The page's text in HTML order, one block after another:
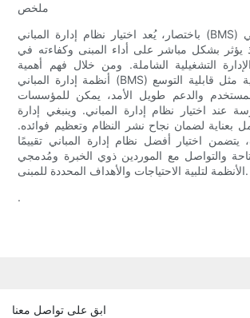
ملخص
باختصار، يُعد اختيار نظام إدارة المباني (BMS) قرارًا حاسمًا لمالكي
إذ يؤثر بشكل مباشر على أداء المبنى وكفاءته في
التشغيلية الشاملة. ومن خلال فهم أهمية
أنظمة إدارة المباني (BMS) وتقييم معايير رئيسية مثل قابلية التوسع
والدعم طويل الأمد، يمكن للمؤسسات
عند اختيار نظام إدارة المباني. وينبغي إدارة
بعناية لضمان نجاح نشر النظام وتعظيم فوائده.
يتضمن اختيار أفضل نظام إدارة المباني تقييمًا
والتواصل مع الموردين ذوي الخبرة ومُدمجي
الأنظمة لتلبية الاحتياجات والأهداف المحددة للمبنى.
.
ابق على تواصل معنا